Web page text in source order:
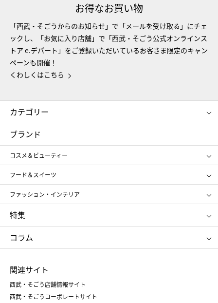
お得なお買い物
「西武・そごうからのお知らせ」で「メールを受け取る」にチェ
ックし、「お気に入り店舗」で「西武・そごう公式オンラインス
トア e.デパート」をご登録いただいているお客さま限定のキャン
ペーンも開催！
くわしくはこちら
カテゴリー
コスメ＆ビューティー
ギフト
レディース
メンズ
スポーツ・アウトドア
お中元
お歳暮
ブランド
コスメ＆ビューティー
SHISEIDO
ポール&ジョー ボーテ
ジルスチュアート
NARS
RMK
クリニーク
SK-Ⅱ
フード＆スイーツ
アンリ・シャルパンティエ
ゴディバ
新宿高野
たねや
ねんりん家
ファッション・インテリア
ポロ ラルフ ローレン
タケオ キクチ
ママ＆キッズ
シュタイフ
特集
お中元
ひな人形
五月人形
父の日
クリスマスケーキ
コラム
菓子折り
和菓子
人気のギフト
関連サイト
西武・そごう店舗情報サイト
西武・そごうコーポレートサイト